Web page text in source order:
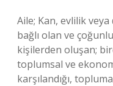
Aile; Kan, evlilik
bağlı olan ve
kişilerden oluşan;
toplumsal ve
karşılandığı,